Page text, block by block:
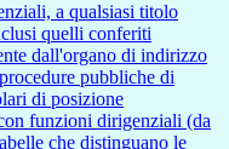
a qualsiasi titolo
quelli conferiti
dall'organo di indirizzo
pubbliche di
di posizione
funzioni dirigenziali (da
che distinguano le